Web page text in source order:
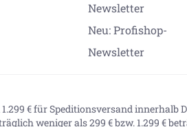
Newsletter
Neu: Profishop-
Newsletter
€ für Speditionsversand innerhalb
weniger als 299 € bzw. 1.299 €